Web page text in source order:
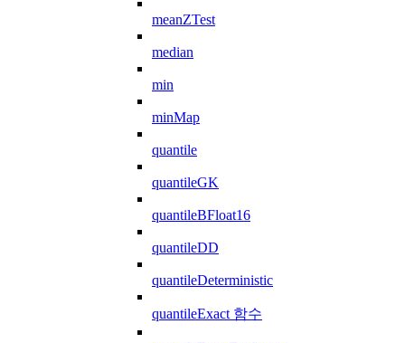
meanZTest
median
min
minMap
quantile
quantileGK
quantileBFloat16
quantileDD
quantileDeterministic
quantileExact 함수